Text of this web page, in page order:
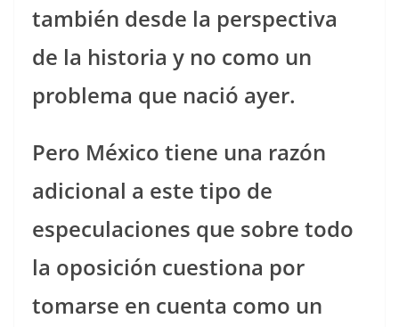
también desde la perspectiva
de la historia y no como un
problema que nació ayer.
Pero México tiene una razón
adicional a este tipo de
especulaciones que sobre todo
la oposición cuestiona por
tomarse en cuenta como un